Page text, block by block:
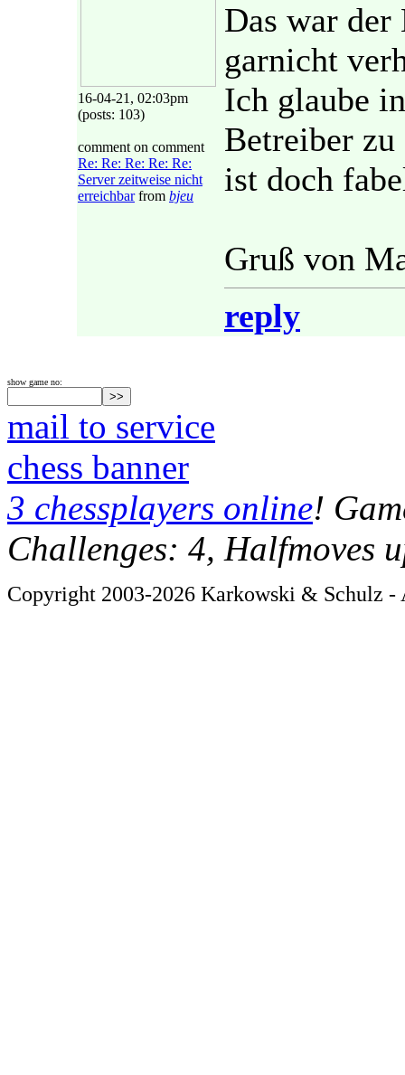
16-04-21, 02:03pm
(posts: 103)
comment on comment
Re: Re: Re: Re: Re:
Server zeitweise nicht
erreichbarfrom bjeu
Das war der
garnicht
Ich glaube
Betreiber
ist doch
Gruß von
reply
show game no:
mail to service
chess banner
3 chessplayers online!
Challenges: 4, Halfmoves
Copyright 2003-2026 Karkowski & Schulz